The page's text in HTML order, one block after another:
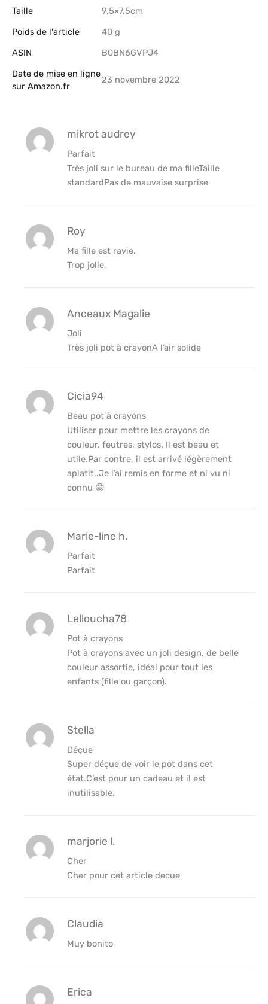
Taille
‎9,5×7,5cm
Poids de l'article
‎40 g
ASIN
B0BN6GVPJ4
Date de mise en ligne
sur Amazon.fr
23 novembre 2022
mikrot audrey
Parfait
Très joli sur le bureau de ma filleTaille
standardPas de mauvaise surprise
Roy
Ma fille est ravie.
Trop jolie.
Anceaux Magalie
Joli
Très joli pot à crayonA l’air solide
Cicia94
Beau pot à crayons
Utiliser pour mettre les crayons de
couleur, feutres, stylos. Il est beau et
utile.Par contre, il est arrivé légèrement
aplatit..Je l’ai remis en forme et ni vu ni
connu 😁
Marie-line h.
Parfait
Parfait
Lelloucha78
Pot à crayons
Pot à crayons avec un joli design, de belle
couleur assortie, idéal pour tout les
enfants (fille ou garçon).
Stella
Déçue
Super déçue de voir le pot dans cet
état.C’est pour un cadeau et il est
inutilisable.
marjorie l.
Cher
Cher pour cet article decue
Claudia
Muy bonito
Erica